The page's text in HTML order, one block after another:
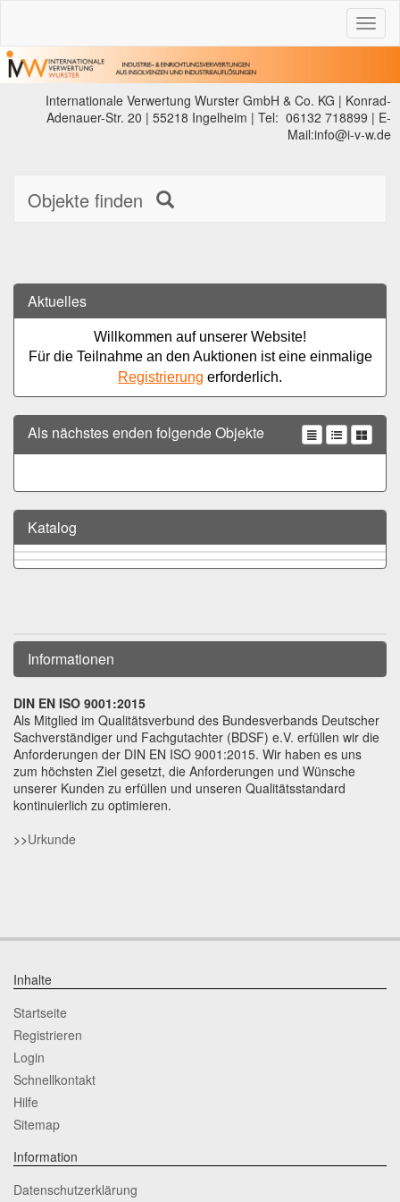
Internationale Verwertung Wurster GmbH & Co. KG | Konrad-
Adenauer-Str. 20 | 55218 Ingelheim | Tel: 06132 718899 | E-
Mail:info@i-v-w.de
Objekte finden
Aktuelles
Willkommen auf unserer Website!
Für die Teilnahme an den Auktionen ist eine einmalige
Registrierung erforderlich.
Als nächstes enden folgende Objekte
Katalog
Informationen
DIN EN ISO 9001:2015
Als Mitglied im Qualitätsverbund des Bundesverbands Deutscher
Sachverständiger und Fachgutachter (BDSF) e.V. erfüllen wir die
Anforderungen der DIN EN ISO 9001:2015. Wir haben es uns
zum höchsten Ziel gesetzt, die Anforderungen und Wünsche
unserer Kunden zu erfüllen und unseren Qualitätsstandard
kontinuierlich zu optimieren.
>>Urkunde
Inhalte
Startseite
Registrieren
Login
Schnellkontakt
Hilfe
Sitemap
Information
Datenschutzerklärung